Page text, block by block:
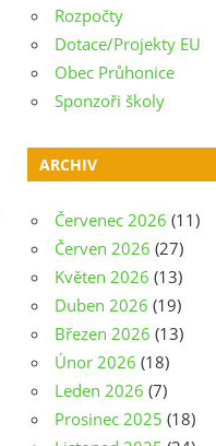
Rozpočty
Dotace/Projekty EU
Obec Průhonice
Sponzoři školy
ARCHIV
Červenec 2026 (11)
Červen 2026 (27)
Květen 2026 (13)
Duben 2026 (19)
Březen 2026 (13)
Únor 2026 (18)
Leden 2026 (7)
Prosinec 2025 (18)